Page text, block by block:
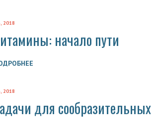
2018
начало пути
2018
для сообразительных